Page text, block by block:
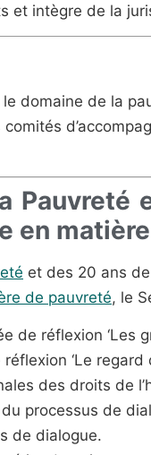
et intègre de la
domaine de la
Pauvreté
en
et des 20 ans de
de pauvreté, le
réflexion ‘Les
‘Le
des droits de
processus de
de dialogue.